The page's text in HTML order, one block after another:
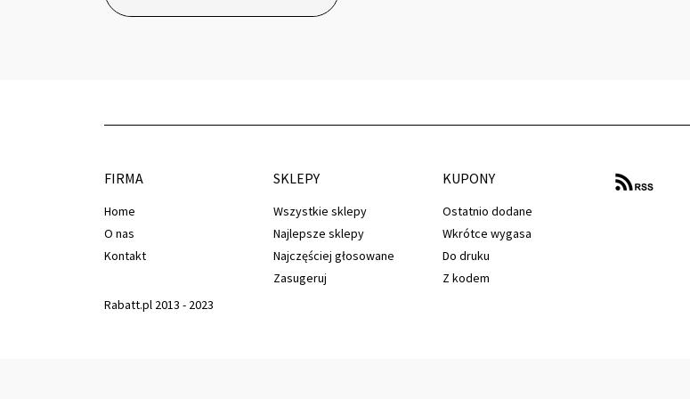
FIRMA
Home
O nas
Kontakt
SKLEPY
Wszystkie sklepy
Najlepsze sklepy
Najczęściej głosowane
Zasugeruj
KUPONY
Ostatnio dodane
Wkrótce wygasa
Do druku
Z kodem
Rabatt.pl 2013 - 2023